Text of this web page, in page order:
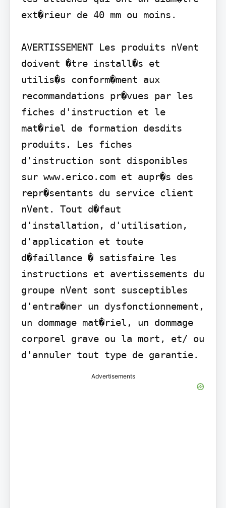
ext�rieur de 40 mm ou moins.
AVERTISSEMENT Les produits nVent
doivent �tre install�s et
utilis�s conform�ment aux
recommandations pr�vues par les
fiches d'instruction et le
mat�riel de formation desdits
produits. Les fiches
d'instruction sont disponibles
sur www.erico.com et aupr�s des
repr�sentants du service client
nVent. Tout d�faut
d'installation, d'utilisation,
d'application et toute
d�faillance � satisfaire les
instructions et avertissements du
groupe nVent sont susceptibles
d'entra�ner un dysfonctionnement,
un dommage mat�riel, un dommage
corporel grave ou la mort, et/ ou
d'annuler tout type de garantie.
Advertisements